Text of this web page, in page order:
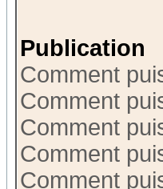
Publication
Comment
Comment
Comment
Comment
Comment